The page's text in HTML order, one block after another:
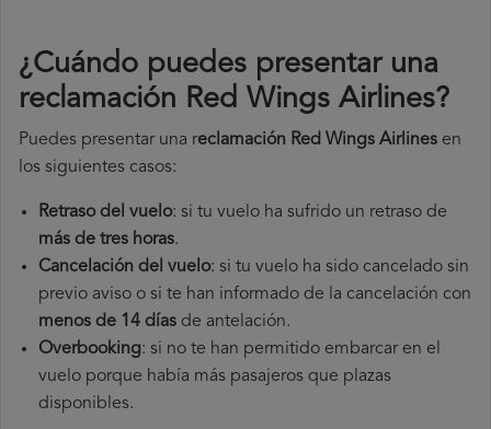
¿Cuándo puedes presentar una
reclamación Red Wings Airlines?
Puedes presentar una reclamación Red Wings Airlines en
los siguientes casos:
Retraso del vuelo: si tu vuelo ha sufrido un retraso de
más de tres horas.
Cancelación del vuelo: si tu vuelo ha sido cancelado sin
previo aviso o si te han informado de la cancelación con
menos de 14 días de antelación.
Overbooking: si no te han permitido embarcar en el
vuelo porque había más pasajeros que plazas
disponibles.